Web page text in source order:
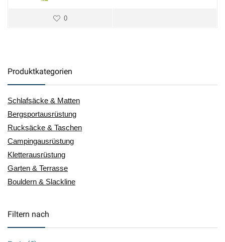
0
Produktkategorien
Schlafsäcke & Matten
Bergsportausrüstung
Rucksäcke & Taschen
Campingausrüstung
Kletterausrüstung
Garten & Terrasse
Bouldern & Slackline
Filtern nach